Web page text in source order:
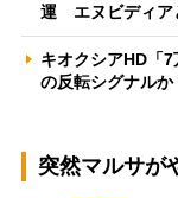
運 エヌビディア
キオクシアHD「
の反転シグナル
突然マルサが